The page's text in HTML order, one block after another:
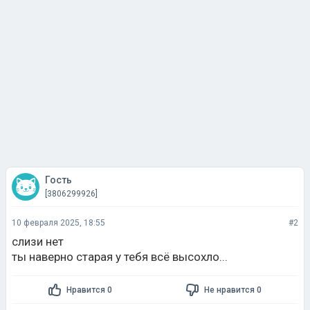
Гость
[3806299926]
10 февраля 2025, 18:55 #2
слизи нет
ты наверно старая у тебя всё высохло...
Нравится 0 Не нравится 0